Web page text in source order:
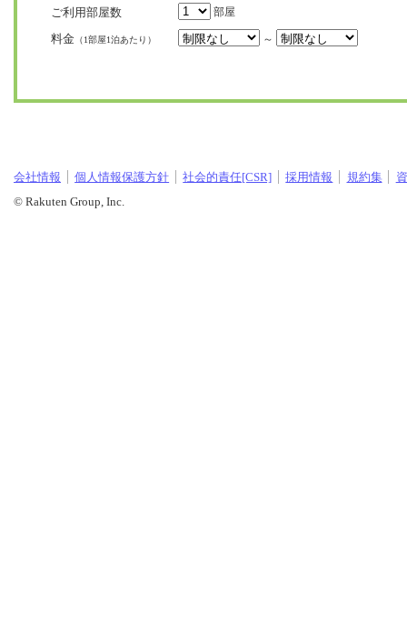
ご利用部屋数 部屋
料金 （1部屋1泊あたり） ～
会社情報 個人情報保護方針 社会的責任[CSR] 採用情報 規約集
© Rakuten Group, Inc.